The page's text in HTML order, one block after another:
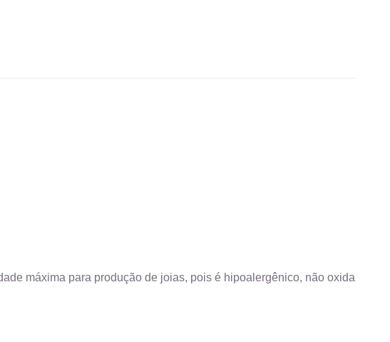
máxima para produção de joias, pois é hipoalergênico, não oxida